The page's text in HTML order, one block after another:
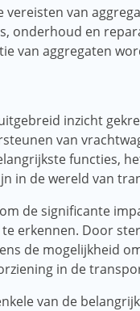
vereisten van
onderhoud en
van aggregaten
inzicht
van
functies,
in de wereld van
de significante
erkennen. Door
de mogelijkheid
in de
van de